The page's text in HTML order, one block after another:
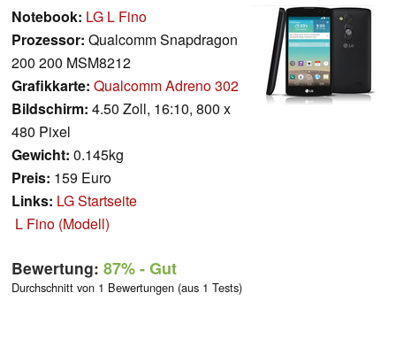
Notebook: LG L Fino
Prozessor: Qualcomm Snapdragon
200 200 MSM8212
Grafikkarte: Qualcomm Adreno 302
Bildschirm: 4.50 Zoll, 16:10, 800 x
480 Pixel
Gewicht: 0.145kg
Preis: 159 Euro
Links: LG Startseite
L Fino (Modell)
Bewertung: 87%- Gut
Durchschnitt von 1 Bewertungen (aus 1 Tests)